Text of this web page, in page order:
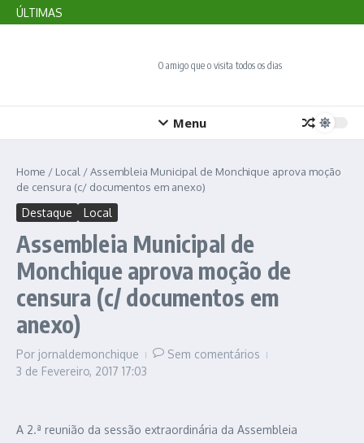
Ir para o conteúdo
ÚLTIMAS
Marmelete requalifica paragens de autocarro
O amigo que o visita todos os dias
Menu
Home / Local /Assembleia Municipal de Monchique aprova moção
de censura (c/ documentos em anexo)
Destaque Local
Assembleia Municipal de
Monchique aprova moção de
censura (c/ documentos em
anexo)
Por jornaldemonchique
Sem comentários
3 de Fevereiro, 2017 17:03
A 2.ª reunião da sessão extraordinária da Assembleia